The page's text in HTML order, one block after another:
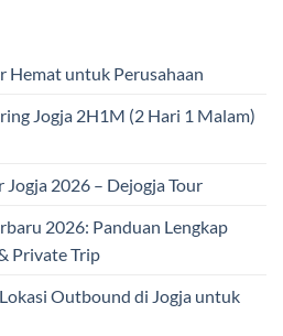
Hemat untuk Perusahaan
Jogja 2H1M (2 Hari 1 Malam)
Jogja 2026 – Dejogja Tour
2026: Panduan Lengkap
Private Trip
Outbound di Jogja untuk